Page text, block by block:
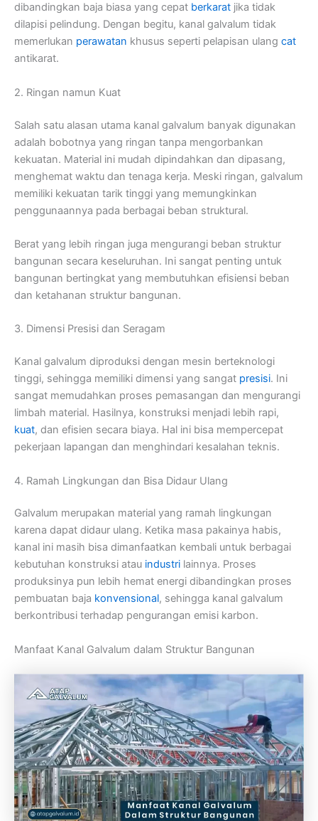
dibandingkan baja biasa yang cepat berkarat jika tidak
dilapisi pelindung. Dengan begitu, kanal galvalum tidak
memerlukan perawatan khusus seperti pelapisan ulang cat
antikarat.
2. Ringan namun Kuat
Salah satu alasan utama kanal galvalum banyak digunakan
adalah bobotnya yang ringan tanpa mengorbankan
kekuatan. Material ini mudah dipindahkan dan dipasang,
menghemat waktu dan tenaga kerja. Meski ringan, galvalum
memiliki kekuatan tarik tinggi yang memungkinkan
penggunaannya pada berbagai beban struktural.
Berat yang lebih ringan juga mengurangi beban struktur
bangunan secara keseluruhan. Ini sangat penting untuk
bangunan bertingkat yang membutuhkan efisiensi beban
dan ketahanan struktur bangunan.
3. Dimensi Presisi dan Seragam
Kanal galvalum diproduksi dengan mesin berteknologi
tinggi, sehingga memiliki dimensi yang sangat presisi. Ini
sangat memudahkan proses pemasangan dan mengurangi
limbah material. Hasilnya, konstruksi menjadi lebih rapi,
kuat, dan efisien secara biaya. Hal ini bisa mempercepat
pekerjaan lapangan dan menghindari kesalahan teknis.
4. Ramah Lingkungan dan Bisa Didaur Ulang
Galvalum merupakan material yang ramah lingkungan
karena dapat didaur ulang. Ketika masa pakainya habis,
kanal ini masih bisa dimanfaatkan kembali untuk berbagai
kebutuhan konstruksi atau industri lainnya. Proses
produksinya pun lebih hemat energi dibandingkan proses
pembuatan baja konvensional, sehingga kanal galvalum
berkontribusi terhadap pengurangan emisi karbon.
Manfaat Kanal Galvalum dalam Struktur Bangunan